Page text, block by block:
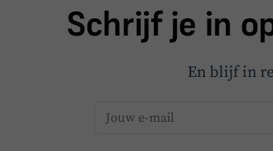
Schrijf je in
En blijf in